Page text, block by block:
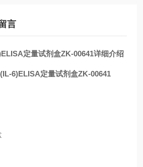
言
定量试剂盒ZK-00641详细介绍
6)ELISA定量试剂盒ZK-00641